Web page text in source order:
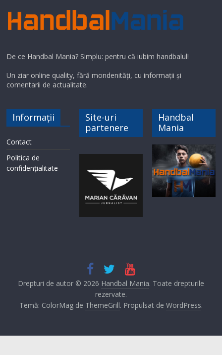
De ce Handbal Mania? Simplu: pentru că iubim handbalul!
Un ziar online quality, fără mondenități, cu informații și
comentarii de actualitate.
Informații
Contact
Politica de
confidențialitate
Site-uri
partenere
Handbal
Mania
Drepturi de autor © 2026 Handbal Mania. Toate drepturile
rezervate.
Temă: ColorMag de ThemeGrill. Propulsat de WordPress.